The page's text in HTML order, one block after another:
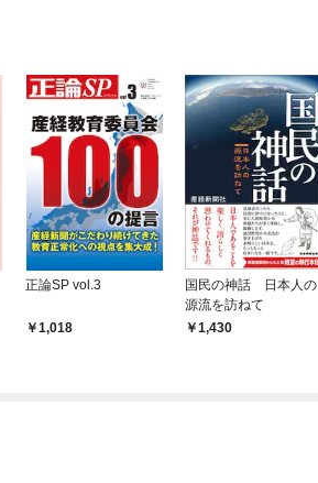
正論SP vol.3
1,018
国民の神話 日本人の
源流を訪ねて
1,430